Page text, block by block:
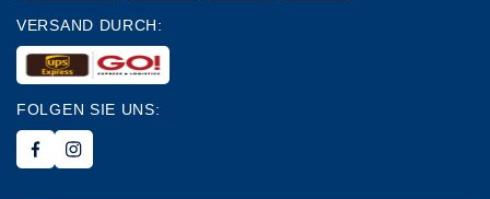
VERSAND DURCH:
FOLGEN SIE UNS: